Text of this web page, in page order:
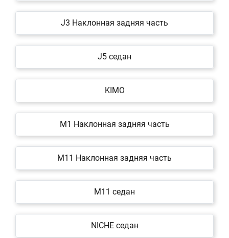
J3 Наклонная задняя часть
J5 седан
KIMO
M1 Наклонная задняя часть
M11 Наклонная задняя часть
M11 седан
NICHE седан